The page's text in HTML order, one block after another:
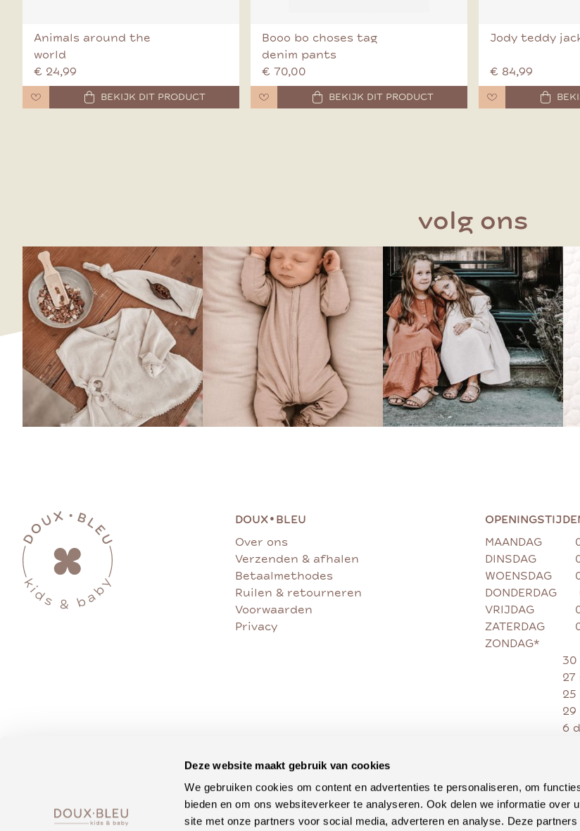
Deze website maakt gebruik van cookies
We gebruiken cookies om content en advertenties te personaliseren, om
bieden en om ons websiteverkeer te analyseren. Ook delen we informatie over
site met onze partners voor social media, adverteren en analyse. Deze
Animals around the
world
€ 24,99
BEKIJK DIT PRODUCT
Booo bo choses tag
denim pants
€ 70,00
BEKIJK DIT PRODUCT
Jody teddy
€ 84,99
volg ons
DOUX• BLEU
Over ons
Verzenden & afhalen
Betaalmethodes
Ruilen & retourneren
Voorwaarden
Privacy
MAANDAG
DINSDAG
WOENSDAG
DONDERDAG
VRIJDAG
ZATERDAG
ZONDAG*
30
29
6